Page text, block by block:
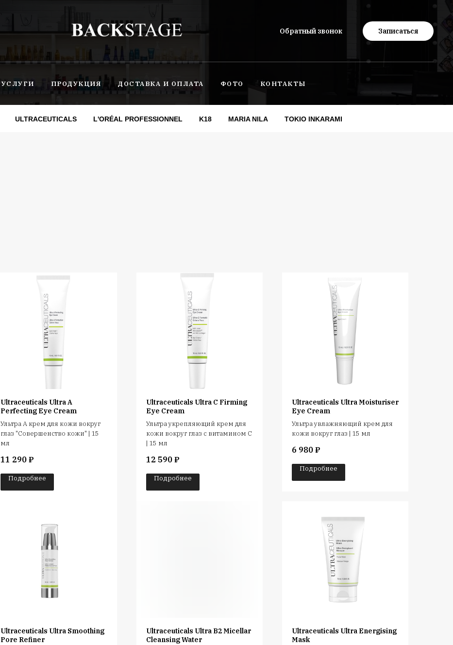
Обратный звонок Записаться
УСЛУГИ ПРОДУКЦИЯ ДОСТАВКА И ОПЛАТА ФОТО КОНТАКТЫ
ULTRACEUTICALS L'ORÉAL PROFESSIONNEL K18 MARIA NILA TOKIO INKARAMI
Ultraceuticals Ultra A
Perfecting Eye Cream
Ультра А крем для кожи вокруг
глаз "Совершенство кожи" | 15
мл
11 290 ₽
Подробнее
Ultraceuticals Ultra C Firming
Eye Cream
Ультра укрепляющий крем для
кожи вокруг глаз с витамином С
| 15 мл
12 590 ₽
Подробнее
Ultraceuticals Ultra Moisturiser
Eye Cream
Ультра увлажняющий крем для
кожи вокруг глаз | 15 мл
6 980 ₽
Подробнее
Ultraceuticals Ultra Smoothing
Pore Refiner
Ultraceuticals Ultra B2 Micellar
Cleansing Water
Ultraceuticals Ultra Energising
Mask